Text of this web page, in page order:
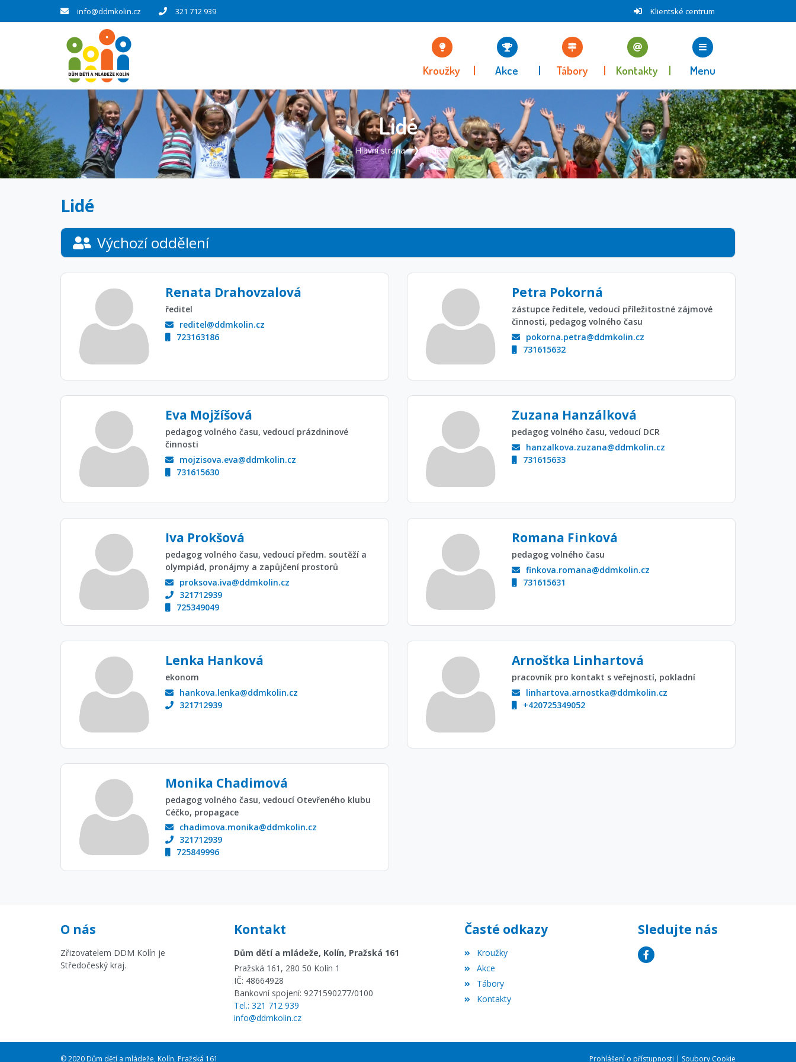
info@ddmkolin.cz 321 712 939 Klientské centrum
Kroužky Akce Tábory Kontakty Menu
Lidé
Hlavní strana Lidé
Lidé
Výchozí oddělení
Renata Drahovzalová
ředitel
reditel@ddmkolin.cz
723163186
Petra Pokorná
zástupce ředitele, vedoucí příležitostné zájmové
činnosti, pedagog volného času
pokorna.petra@ddmkolin.cz
731615632
Eva Mojžíšová
pedagog volného času, vedoucí prázdninové
činnosti
mojzisova.eva@ddmkolin.cz
731615630
Zuzana Hanzálková
pedagog volného času, vedoucí DCR
hanzalkova.zuzana@ddmkolin.cz
731615633
Iva Prokšová
pedagog volného času, vedoucí předm. soutěží a
olympiád, pronájmy a zapůjčení prostorů
proksova.iva@ddmkolin.cz
321712939
725349049
Romana Finková
pedagog volného času
finkova.romana@ddmkolin.cz
731615631
Lenka Hanková
ekonom
hankova.lenka@ddmkolin.cz
321712939
Arnoštka Linhartová
pracovník pro kontakt s veřejností, pokladní
linhartova.arnostka@ddmkolin.cz
+420725349052
Monika Chadimová
pedagog volného času, vedoucí Otevřeného klubu
Céčko, propagace
chadimova.monika@ddmkolin.cz
321712939
725849996
O nás
Zřizovatelem DDM Kolín je
Středočeský kraj.
Kontakt
Dům dětí a mládeže, Kolín, Pražská 161
Pražská 161, 280 50 Kolín 1
IČ: 48664928
Bankovní spojení: 9271590277/0100
Tel.: 321 712 939
info@ddmkolin.cz
Časté odkazy
Kroužky
Akce
Tábory
Kontakty
Sledujte nás
© 2020 Dům dětí a mládeže, Kolín, Pražská 161 Prohlášení o přístupnosti | Soubory Cookie